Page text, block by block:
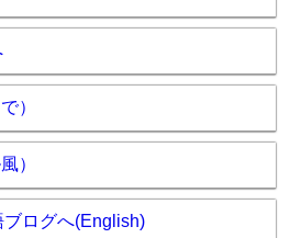
）
）
ログへ(English)